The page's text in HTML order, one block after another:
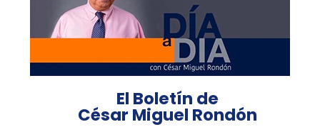
El Boletín de
César Miguel Rondón